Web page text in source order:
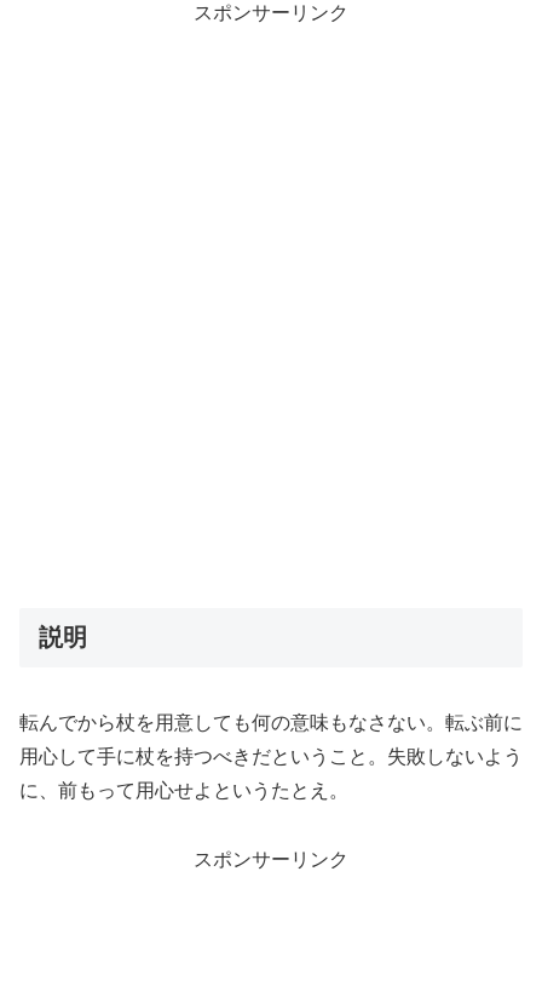
スポンサーリンク
説明
転んでから杖を用意しても何の意味もなさない。転ぶ前に
用心して手に杖を持つべきだということ。失敗しないよう
に、前もって用心せよというたとえ。
スポンサーリンク